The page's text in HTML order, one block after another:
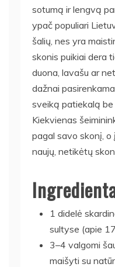
sotumą ir lengvą
ypač populiari
šalių, nes yra
skonis puikiai dera
duona, lavašu ar
dažnai
sveiką patiekalą be
Kiekvienas
pagal savo skonį, o
naujų, netikėtų
1 didelė
sultyse (apie
3–4 valgomi
maišyti su